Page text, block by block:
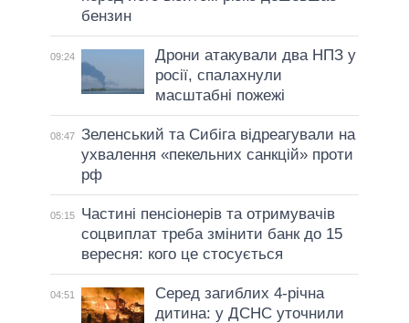
бензин
09:24
Дрони атакували два НПЗ у
росії, спалахнули
масштабні пожежі
08:47 Зеленський та Сибіга відреагували на
ухвалення «пекельних санкцій» проти
рф
05:15
Частині пенсіонерів та отримувачів
соцвиплат треба змінити банк до 15
вересня: кого це стосується
04:51
Серед загиблих 4-річна
дитина: у ДСНС уточнили